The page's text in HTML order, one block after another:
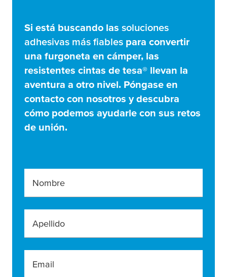
Si está buscando las soluciones
adhesivas más fiables para convertir
una furgoneta en cámper, las
resistentes cintas de tesa® llevan la
aventura a otro nivel. Póngase en
contacto con nosotros y descubra
cómo podemos ayudarle con sus retos
de unión.
Nombre
Apellido
Email